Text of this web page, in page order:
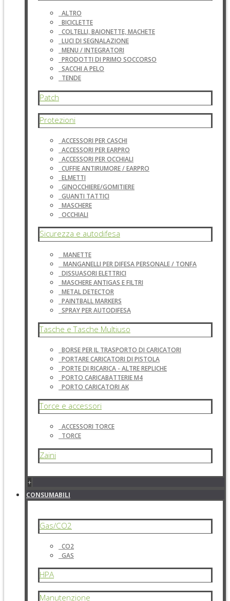
ALTRO
BICICLETTE
COLTELLI, BAIONETTE, MACHETE
LUCI DI SEGNALAZIONE
MENU / INTEGRATORI
PRODOTTI DI PRIMO SOCCORSO
SACCHI A PELO
TENDE
Patch
Protezioni
ACCESSORI PER CASCHI
ACCESSORI PER EARPRO
ACCESSORI PER OCCHIALI
CUFFIE ANTIRUMORE / EARPRO
ELMETTI
GINOCCHIERE/GOMITIERE
GUANTI TATTICI
MASCHERE
OCCHIALI
Sicurezza e autodifesa
MANETTE
MANGANELLI PER DIFESA PERSONALE / TONFA
DISSUASORI ELETTRICI
MASCHERE ANTIGAS E FILTRI
METAL DETECTOR
PAINTBALL MARKERS
SPRAY PER AUTODIFESA
Tasche e Tasche Multiuso
BORSE PER IL TRASPORTO DI CARICATORI
PORTARE CARICATORI DI PISTOLA
PORTE DI RICARICA - ALTRE REPLICHE
PORTO CARICABATTERIE M4
PORTO CARICATORI AK
Torce e accessori
ACCESSORI TORCE
TORCE
Zaini
+
CONSUMABILI
Gas/CO2
CO2
GAS
HPA
Manutenzione